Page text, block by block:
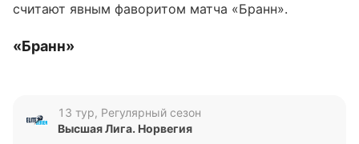
считают явным фаворитом матча «Бранн».
«Бранн»
Эрика Хорнеланда четыре победы, одна ничья и
семь поражений в 12 матчах. Команда из Бергена
13 тур, Регулярный сезон
Высшая Лига. Норвегия